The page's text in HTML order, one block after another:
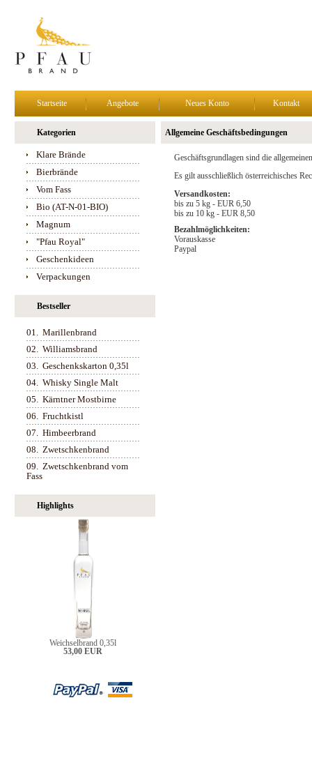
Startseite Angebote Neues Konto Kontakt
Kategorien
Klare Brände
Bierbrände
Vom Fass
Bio (AT-N-01-BIO)
Magnum
"Pfau Royal"
Geschenkideen
Verpackungen
Bestseller
01. Marillenbrand
02. Williamsbrand
03. Geschenkskarton 0,35l
04. Whisky Single Malt
05. Kärntner Mostbirne
06. Fruchtkistl
07. Himbeerbrand
08. Zwetschkenbrand
09. Zwetschkenbrand vom
Fass
Highlights
Weichselbrand 0,35l
53,00 EUR
Allgemeine Geschäftsbedingungen
Geschäftsgrundlagen sind die
Es gilt ausschließlich österreichisches
Versandkosten:
bis zu 5 kg - EUR 6,50
bis zu 10 kg - EUR 8,50
Bezahlmöglichkeiten:
Vorauskasse
Paypal